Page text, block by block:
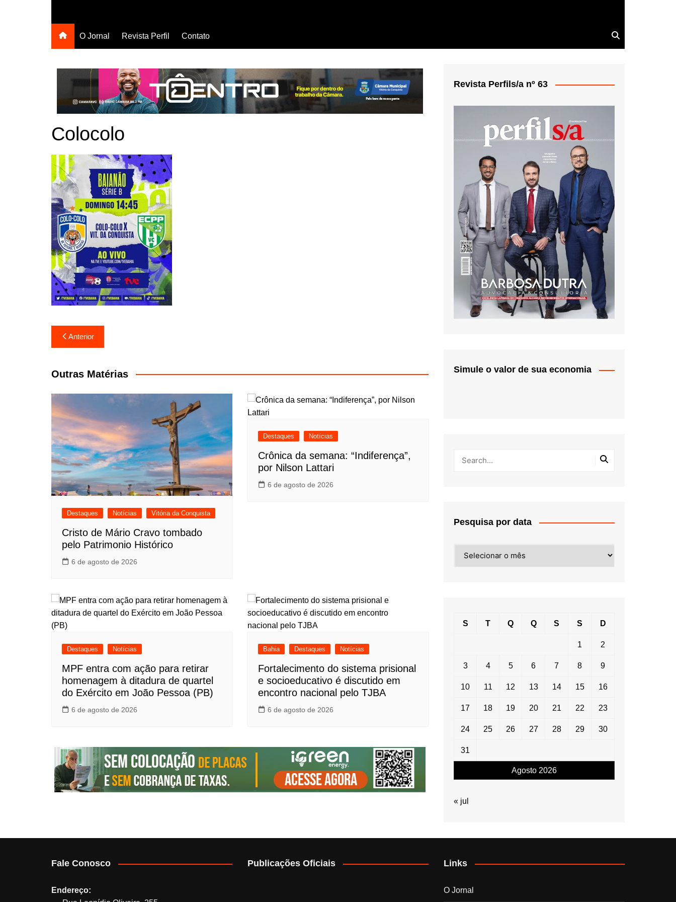
O Jornal Revista Perfil Contato
Colocolo
Navegação
de
Post
Anterior
Outras Matérias
Destaques Notícias Vitória da Conquista
Cristo de Mário Cravo tombado
pelo Patrimonio Histórico
6 de agosto de 2026
Destaques Notícias
Crônica da semana: “Indiferença”,
por Nilson Lattari
6 de agosto de 2026
Destaques Notícias
MPF entra com ação para retirar
homenagem à ditadura de quartel
do Exército em João Pessoa (PB)
6 de agosto de 2026
Bahia Destaques Notícias
Fortalecimento do sistema prisional
e socioeducativo é discutido em
encontro nacional pelo TJBA
6 de agosto de 2026
Revista Perfils/a nº 63
Simule o valor de sua economia
Pesquisa por data
por
Agosto 2026
S T Q Q S S D
1 2
3 4 5 6 7 8 9
10 11 12 13 14 15 16
17 18 19 20 21 22 23
24 25 26 27 28 29 30
31
« jul
Fale Conosco
Endereço:
Publicações Oficiais Links
O Jornal